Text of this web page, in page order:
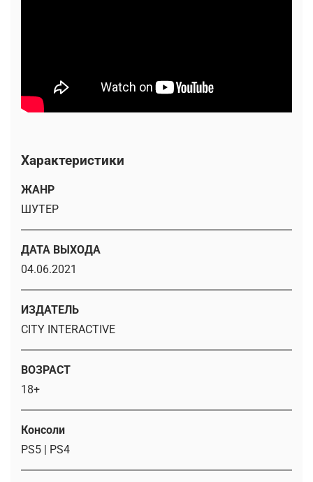
Характеристики
ЖАНР
ШУТЕР
ДАТА ВЫХОДА
04.06.2021
ИЗДАТЕЛЬ
CITY INTERACTIVE
ВОЗРАСТ
18+
Консоли
PS5 | PS4